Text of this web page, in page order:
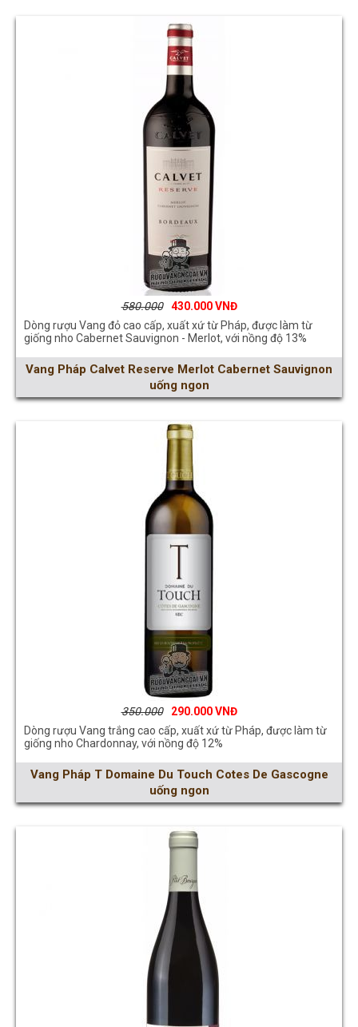
580.000
430.000
Dòng rượu Vang đỏ cao cấp, xuất xứ từ Pháp, được làm từ
giống nho Cabernet Sauvignon - Merlot, với nồng độ 13%
Vang Pháp Calvet Reserve Merlot Cabernet Sauvignon
uống ngon
350.000
290.000
Dòng rượu Vang trắng cao cấp, xuất xứ từ Pháp, được làm từ
giống nho Chardonnay, với nồng độ 12%
Vang Pháp T Domaine Du Touch Cotes De Gascogne
uống ngon